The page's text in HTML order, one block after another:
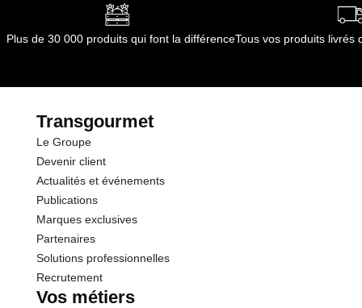
Plus de 30 000 produits qui font la différenceTous vos produits livrés
Transgourmet
Le Groupe
Devenir client
Actualités et événements
Publications
Marques exclusives
Partenaires
Solutions professionnelles
Recrutement
Vos métiers